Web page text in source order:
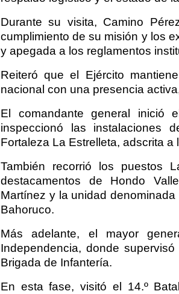
Durante su visita, Camino
cumplimiento de su misión y los
y apegada a los reglamentos
Reiteró que el Ejército
nacional con una presencia
El comandante general inició
inspeccionó las instalaciones
Fortaleza La Estrelleta, adscrita a
También recorrió los puestos
destacamentos de Hondo
Martínez y la unidad
Bahoruco.
Más adelante, el mayor
Independencia, donde
Brigada de Infantería.
En esta fase, visitó el 14.º